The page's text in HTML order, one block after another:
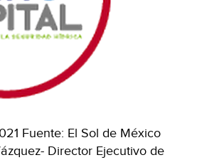
Fuente: El Sol de México
Director Ejecutivo de